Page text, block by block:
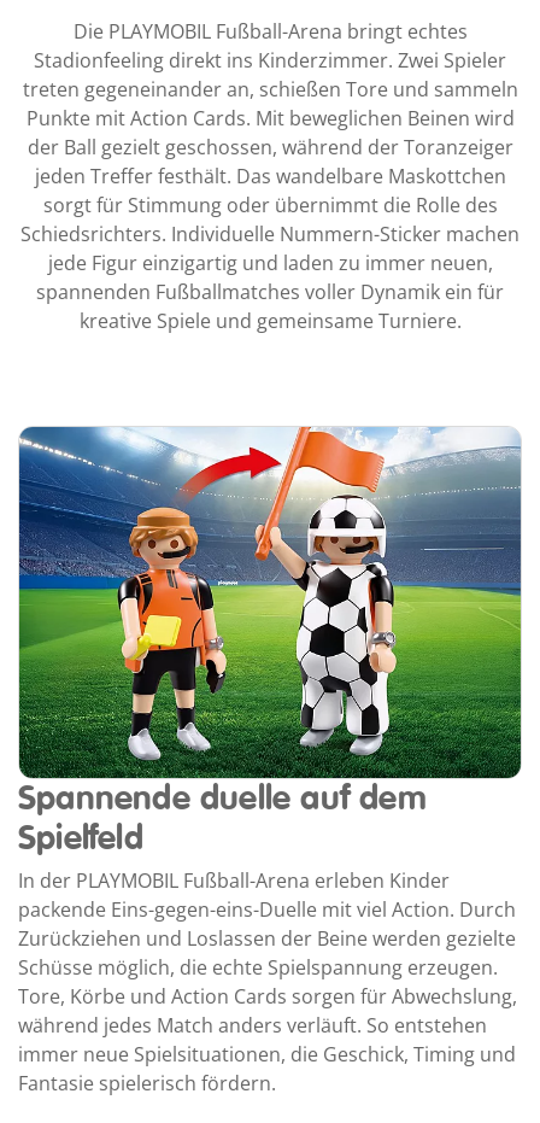
Die PLAYMOBIL Fußball-Arena bringt echtes
Stadionfeeling direkt ins Kinderzimmer. Zwei Spieler
treten gegeneinander an, schießen Tore und sammeln
Punkte mit Action Cards. Mit beweglichen Beinen wird
der Ball gezielt geschossen, während der Toranzeiger
jeden Treffer festhält. Das wandelbare Maskottchen
sorgt für Stimmung oder übernimmt die Rolle des
Schiedsrichters. Individuelle Nummern-Sticker machen
jede Figur einzigartig und laden zu immer neuen,
spannenden Fußballmatches voller Dynamik ein für
kreative Spiele und gemeinsame Turniere.
Spannende duelle auf dem
Spielfeld
In der PLAYMOBIL Fußball-Arena erleben Kinder
packende Eins-gegen-eins-Duelle mit viel Action. Durch
Zurückziehen und Loslassen der Beine werden gezielte
Schüsse möglich, die echte Spielspannung erzeugen.
Tore, Körbe und Action Cards sorgen für Abwechslung,
während jedes Match anders verläuft. So entstehen
immer neue Spielsituationen, die Geschick, Timing und
Fantasie spielerisch fördern.